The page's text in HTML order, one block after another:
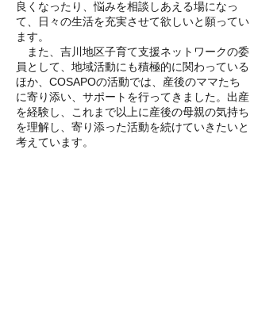
良くなったり、悩みを相談しあえる場になっ
て、日々の生活を充実させて欲しいと願ってい
ます。
また、吉川地区子育て支援ネットワークの委
員として、地域活動にも積極的に関わっている
ほか、COSAPOの活動では、産後のママたち
に寄り添い、サポートを行ってきました。出産
を経験し、これまで以上に産後の母親の気持ち
を理解し、寄り添った活動を続けていきたいと
考えています。